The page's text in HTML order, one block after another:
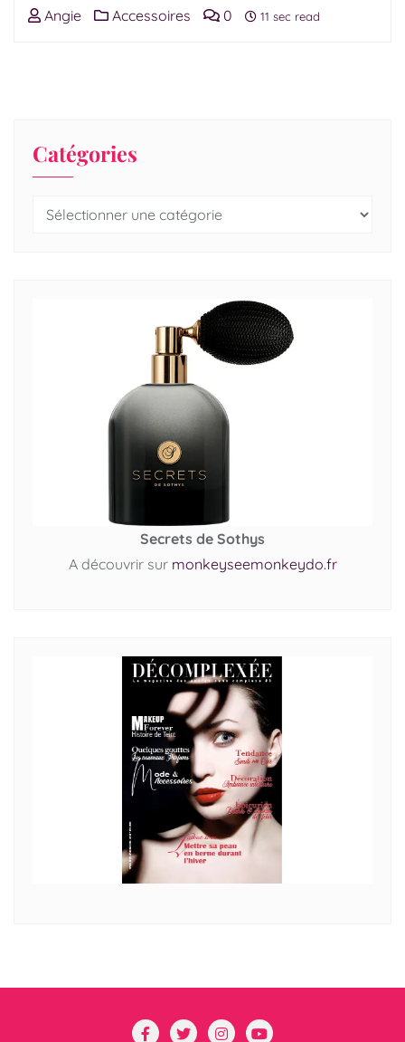
Angie Accessoires 0 11 sec read
Catégories
Secrets de Sothys
A découvrir sur monkeyseemonkeydo.fr